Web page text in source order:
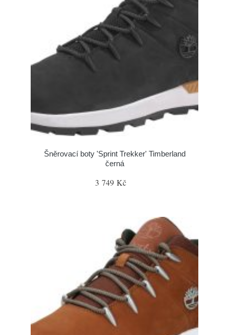
Šněrovací boty 'Sprint Trekker' Timberland
černá
3 749 Kč